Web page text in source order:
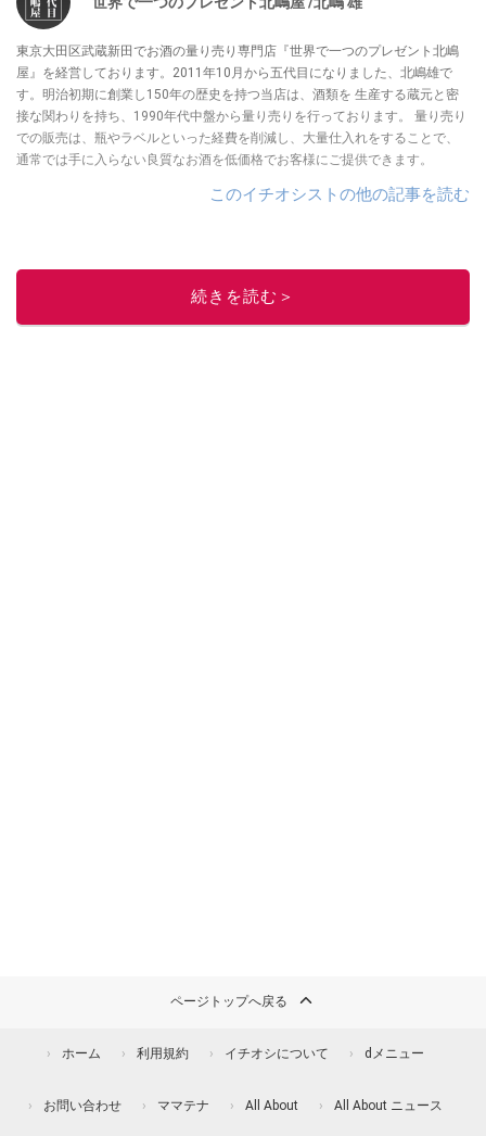
東京大田区武蔵新田でお酒の量り売り専門店『世界で一つのプレゼント北嶋
屋』を経営しております。2011年10月から五代目になりました、北嶋雄で
す。明治初期に創業し150年の歴史を持つ当店は、酒類を 生産する蔵元と密
接な関わりを持ち、1990年代中盤から量り売りを行っております。 量り売り
での販売は、瓶やラベルといった経費を削減し、大量仕入れをすることで、
通常では手に入らない良質なお酒を低価格でお客様にご提供できます。
このイチオシストの他の記事を読む
続きを読む＞
ページトップへ戻る
ホーム 利用規約 イチオシについて dメニュー
お問い合わせ ママテナ All About All About ニュース